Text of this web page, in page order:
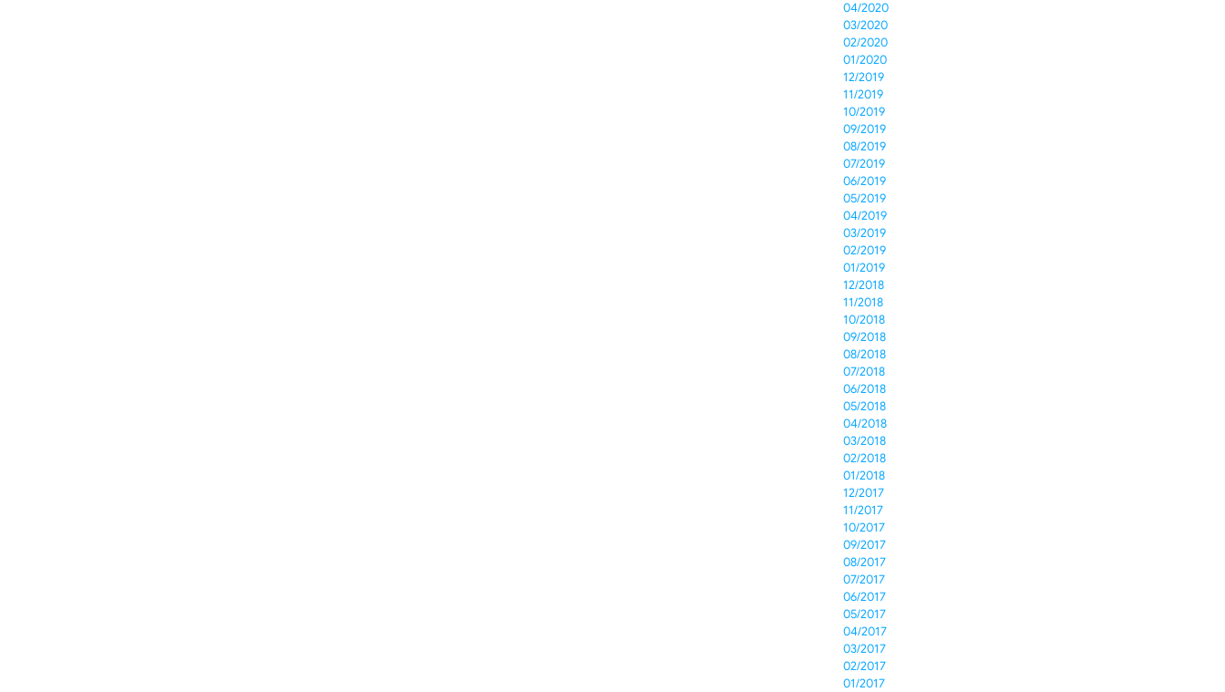
04/2020
03/2020
02/2020
01/2020
12/2019
11/2019
10/2019
09/2019
08/2019
07/2019
06/2019
05/2019
04/2019
03/2019
02/2019
01/2019
12/2018
11/2018
10/2018
09/2018
08/2018
07/2018
06/2018
05/2018
04/2018
03/2018
02/2018
01/2018
12/2017
11/2017
10/2017
09/2017
08/2017
07/2017
06/2017
05/2017
04/2017
03/2017
02/2017
01/2017